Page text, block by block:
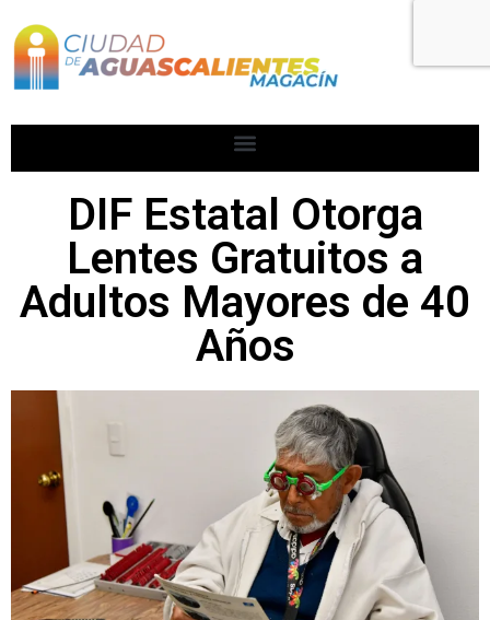
DIF Estatal Otorga
Lentes Gratuitos a
Adultos Mayores de 40
Años